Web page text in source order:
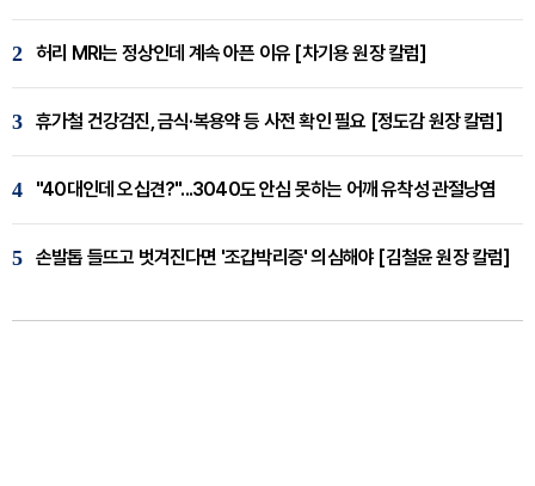
2 허리 MRI는 정상인데 계속 아픈 이유 [차기용 원장 칼럼]
3 휴가철 건강검진, 금식·복용약 등 사전 확인 필요 [정도감 원장 칼럼]
4 "40대인데 오십견?"...3040도 안심 못하는 어깨 유착성 관절낭염
5 손발톱 들뜨고 벗겨진다면 '조갑박리증' 의심해야 [김철윤 원장 칼럼]